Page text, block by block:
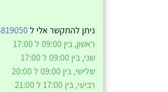
ניתן להתקשר אלי ל
ראשון, בין 09:00 ל 17:00
שני, בין 09:00 ל 17:00
שלישי, בין 09:00 ל 20:00
רביעי, בין 17:00 ל 21:00